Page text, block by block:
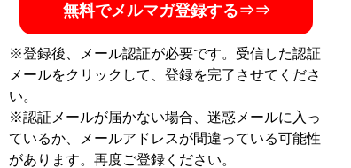
無料でメルマガ登録する⇒⇒
※登録後、メール認証が必要です。受信した認証
メールをクリックして、登録を完了させてくださ
い。
※認証メールが届かない場合、迷惑メールに入っ
ているか、メールアドレスが間違っている可能性
があります。再度ご登録ください。